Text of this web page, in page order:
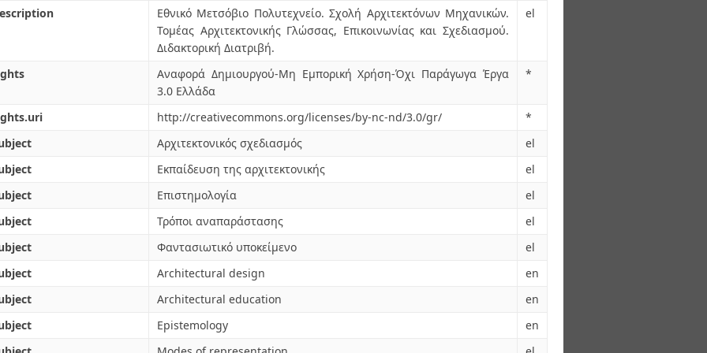
Εθνικό Μετσόβιο Πολυτεχνείο. Σχολή Αρχιτεκτόνων Μηχανικών.
Τομέας Αρχιτεκτονικής Γλώσσας, Επικοινωνίας και Σχεδιασμού.
Διδακτορική Διατριβή.
el
Αναφορά Δημιουργού-Μη Εμπορική Χρήση-Όχι Παράγωγα Έργα
3.0 Ελλάδα
*
http://creativecommons.org/licenses/by-nc-nd/3.0/gr/
*
Αρχιτεκτονικός σχεδιασμός
el
Εκπαίδευση της αρχιτεκτονικής
el
Επιστημολογία
el
Τρόποι αναπαράστασης
el
Φαντασιωτικό υποκείμενο
el
Architectural design
en
Architectural education
en
Epistemology
en